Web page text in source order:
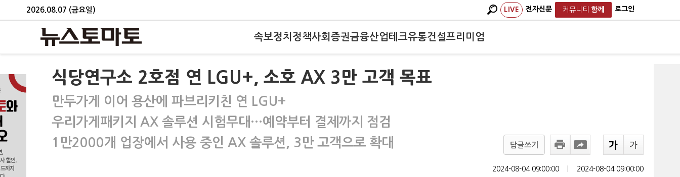
2026.08.07 (금요일) LIVE 전자신문 커뮤니티 함께 로그인
속보정치 정책사회 증권금융산업테크유통건설프리미엄
식당연구소 2호점 연 LGU+, 소호 AX 3만 고객 목표
만두가게 이어 용산에 파브리키친 연 LGU+
우리가게패키지 AX 솔루션 시험무대…예약부터 결제까지 점검
1만2000개 업장에서 사용 중인 AX 솔루션, 3만 고객으로 확대
답글쓰기
2024-08-04 09:00:00 2024-08-04 09:00:00